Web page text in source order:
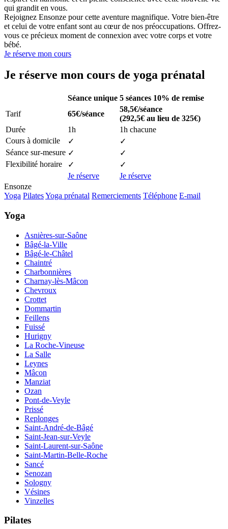
qui grandit en vous.
Rejoignez Ensonze pour cette aventure magnifique. Votre bien-être
et celui de votre enfant sont au cœur de nos préoccupations. Offrez-
vous ce précieux moment de connexion avec votre corps et votre
bébé.
Je réserve mon cours
Je réserve mon cours de yoga prénatal
Séance unique 5 séances 10% de remise
Tarif
65€/séance
58,5€/séance
(292,5€ au lieu de 325€)
Durée
1h
1h chacune
Cours à domicile
✓
✓
Séance sur-mesure ✓
✓
Flexibilité horaire
✓
✓
Je réserve
Je réserve
Ensonze
Yoga PilatesYoga prénatal Remerciements Téléphone E-mail
Yoga
Asnières-sur-Saône
Bâgé-la-Ville
Bâgé-le-Châtel
Chaintré
Charbonnières
Charnay-lès-Mâcon
Chevroux
Crottet
Dommartin
Feillens
Fuissé
Hurigny
La Roche-Vineuse
La Salle
Leynes
Mâcon
Manziat
Ozan
Pont-de-Veyle
Prissé
Replonges
Saint-André-de-Bâgé
Saint-Jean-sur-Veyle
Saint-Laurent-sur-Saône
Saint-Martin-Belle-Roche
Sancé
Senozan
Sologny
Vésines
Vinzelles
Pilates